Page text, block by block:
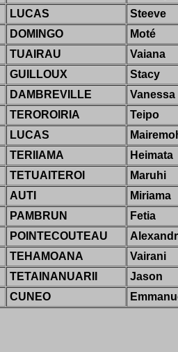
LUCAS
Steeve
DOMINGO
Moté
TUAIRAU
Vaiana
GUILLOUX
Stacy
DAMBREVILLE
Vanessa
TEROROIRIA
Teipo
LUCAS
TERIIAMA
Heimata
TETUAITEROI
Maruhi
AUTI
Miriama
PAMBRUN
Fetia
POINTECOUTEAU
TEHAMOANA
Vairani
TETAINANUARII
Jason
CUNEO